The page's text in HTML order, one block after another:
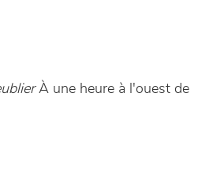
À une heure à l'ouest de